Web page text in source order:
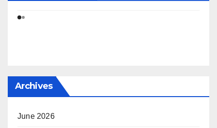
Archives
June 2026